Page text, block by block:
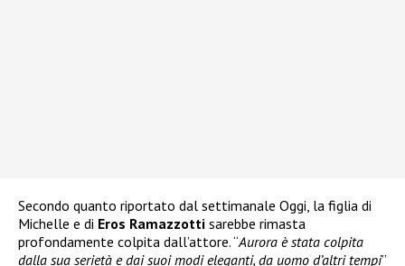
Secondo quanto riportato dal settimanale Oggi, la figlia di
Michelle e di Eros Ramazzotti sarebbe rimasta
profondamente colpita dall’attore. “Aurora è stata colpita
dalla sua serietà e dai suoi modi eleganti, da uomo d’altri tempi”